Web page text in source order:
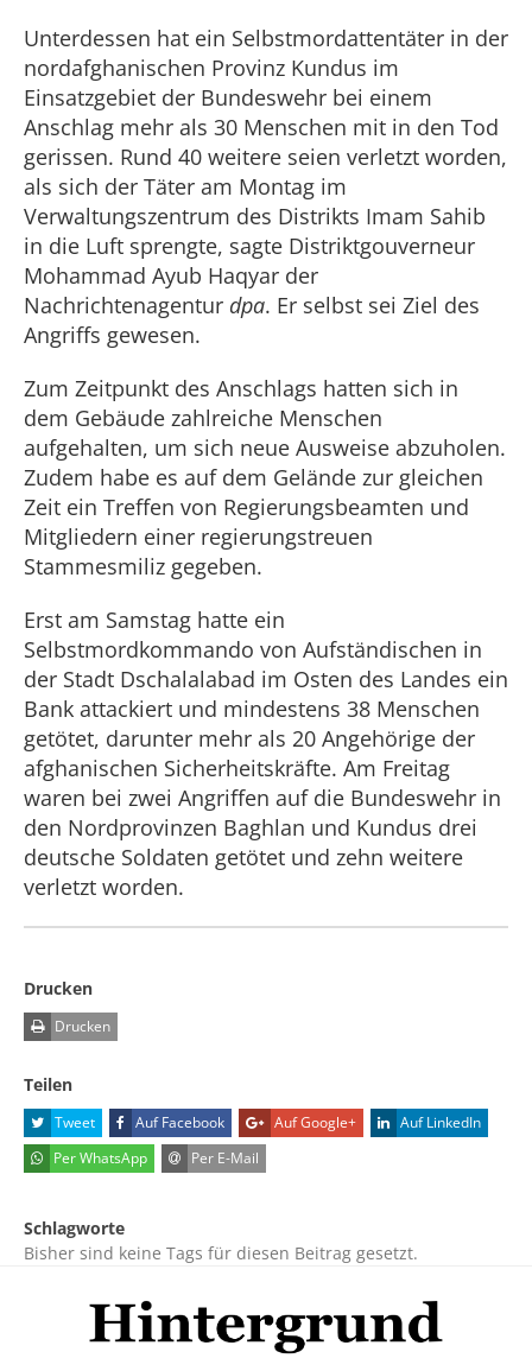
Unterdessen hat ein Selbstmordattentäter in der
nordafghanischen Provinz Kundus im
Einsatzgebiet der Bundeswehr bei einem
Anschlag mehr als 30 Menschen mit in den Tod
gerissen. Rund 40 weitere seien verletzt worden,
als sich der Täter am Montag im
Verwaltungszentrum des Distrikts Imam Sahib
in die Luft sprengte, sagte Distriktgouverneur
Mohammad Ayub Haqyar der
Nachrichtenagentur dpa. Er selbst sei Ziel des
Angriffs gewesen.
Zum Zeitpunkt des Anschlags hatten sich in
dem Gebäude zahlreiche Menschen
aufgehalten, um sich neue Ausweise abzuholen.
Zudem habe es auf dem Gelände zur gleichen
Zeit ein Treffen von Regierungsbeamten und
Mitgliedern einer regierungstreuen
Stammesmiliz gegeben.
Erst am Samstag hatte ein
Selbstmordkommando von Aufständischen in
der Stadt Dschalalabad im Osten des Landes ein
Bank attackiert und mindestens 38 Menschen
getötet, darunter mehr als 20 Angehörige der
afghanischen Sicherheitskräfte. Am Freitag
waren bei zwei Angriffen auf die Bundeswehr in
den Nordprovinzen Baghlan und Kundus drei
deutsche Soldaten getötet und zehn weitere
verletzt worden.
Drucken
Drucken
Teilen
Tweet Auf Facebook Auf Google+
Auf LinkedIn
Per WhatsApp
Per E-Mail
Schlagworte
Bisher sind keine Tags für diesen Beitrag gesetzt.